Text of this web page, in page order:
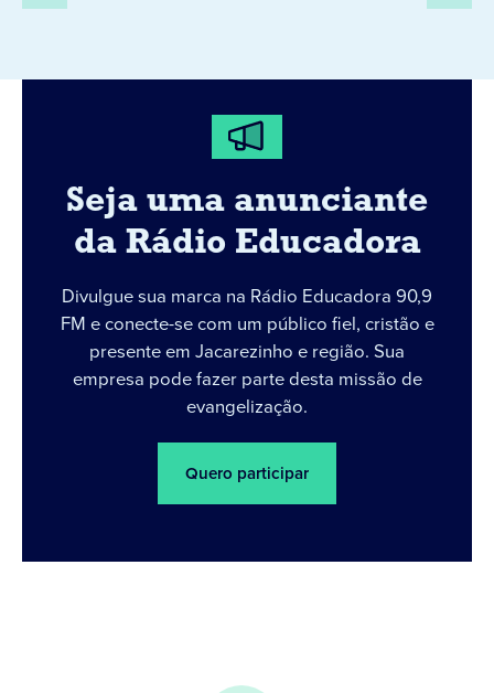
Seja uma anunciante
da Rádio Educadora
Divulgue sua marca na Rádio Educadora 90,9
FM e conecte-se com um público fiel, cristão e
presente em Jacarezinho e região. Sua
empresa pode fazer parte desta missão de
evangelização.
Quero participar